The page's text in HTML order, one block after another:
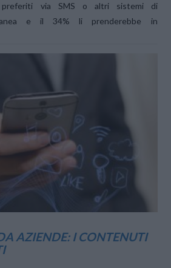
VIEW POST
via SMS o altri sistemi di
e il 34% li prenderebbe in
AZIENDE: I CONTENUTI